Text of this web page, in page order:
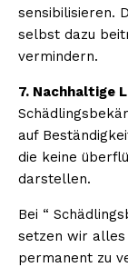
sensibilisieren.
selbst dazu
vermindern.
7. Nachhaltige
auf
die keine
darstellen.
Bei “
setzen wir alles
permanent zu